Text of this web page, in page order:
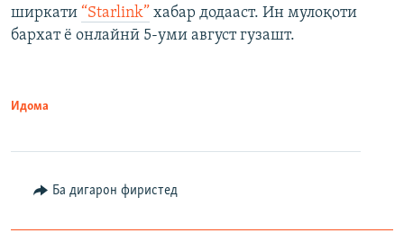
ширкати “Starlink” хабар додааст. Ин мулоқоти
бархат ё онлайнӣ 5-уми август гузашт.
Идома
Ба дигарон фиристед